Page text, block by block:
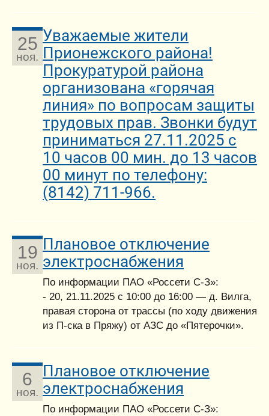
25
ноя.
Уважаемые жители
Прионежского района!
Прокуратурой района
организована «горячая
линия» по вопросам защиты
трудовых прав. Звонки будут
приниматься 27.11.2025 с
10 часов 00 мин. до 13 часов
00 минут по телефону:
(8142) 711-966.
19
ноя.
Плановое отключение
электроснабжения
По информации ПАО «Россети С-З»:
- 20, 21.11.2025 с 10:00 до 16:00 — д. Вилга,
правая сторона от трассы (по ходу движения
из П-ска в Пряжу) от АЗС до «Пятерочки».
6
ноя.
Плановое отключение
электроснабжения
По информации ПАО «Россети С-З»: